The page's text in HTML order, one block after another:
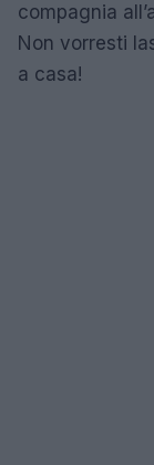
compagnia
Non vorresti
a casa!